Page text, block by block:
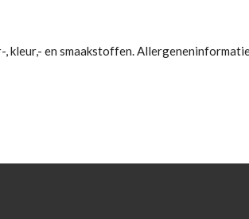
kleur,- en smaakstoffen.